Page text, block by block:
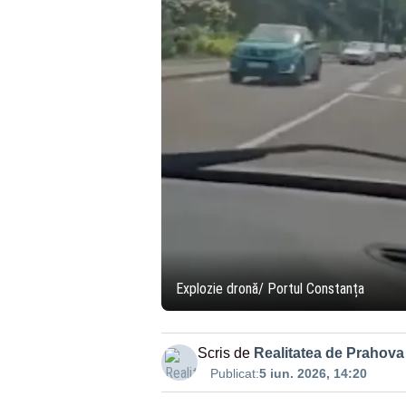
Explozie dronă/ Portul Constanța
Scris de Realitatea de Prahova
Publicat:5 iun. 2026, 14:20